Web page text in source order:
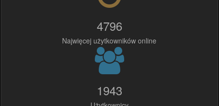
4796
Najwięcej użytkowników online
1943